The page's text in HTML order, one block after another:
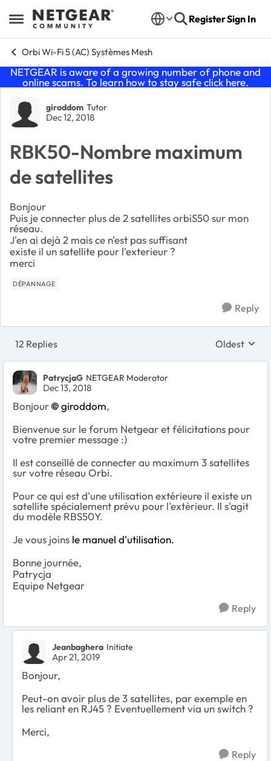
Open Side Menu
Skip to content RegisterSign In
Orbi Wi-Fi 5 (AC) Systèmes Mesh
NETGEAR is aware of a growing number of phone and
online scams. To learn how to stay safe click here.
Forum Discussion
giroddom Tutor
Dec 12, 2018
RBK50-Nombre maximum
de satellites
Bonjour
Puis je connecter plus de 2 satellites orbiS50 sur mon
réseau.
J'en ai dejà 2 mais ce n'est pas suffisant
existe il un satellite pour l'exterieur ?
merci
DÉPANNAGE
Reply
12 Replies Replies
Oldest
PatrycjaG NETGEAR Moderator
Dec 13, 2018
Bonjour giroddom,
Bienvenue sur le forum Netgear et félicitations pour
votre premier message :)
Il est conseillé de connecter au maximum 3 satellites
sur votre réseau Orbi.
Pour ce qui est d'une utilisation extérieure il existe un
satellite spécialement prévu pour l'extérieur. Il s'agit
du modèle RBS50Y.
Je vous joins le manuel d'utilisation.
Bonne journée,
Patrycja
Equipe Netgear
Reply
Jeanbaghera Initiate
Apr 21, 2019
Bonjour,
Peut-on avoir plus de 3 satellites, par exemple en
les reliant en RJ45 ? Eventuellement via un switch ?
Merci,
Reply